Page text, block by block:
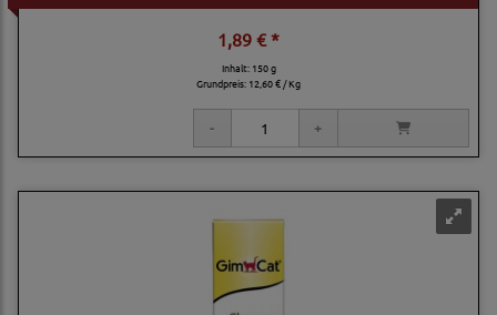
1,89 € *
Inhalt: 150 g
Grundpreis: 12,60 € / Kg